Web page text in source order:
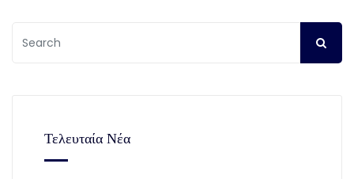
Τελευταία Νέα